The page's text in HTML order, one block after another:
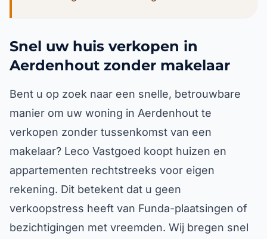
Snel uw huis verkopen in
Aerdenhout zonder makelaar
Bent u op zoek naar een snelle, betrouwbare
manier om uw woning in Aerdenhout te
verkopen zonder tussenkomst van een
makelaar? Leco Vastgoed koopt huizen en
appartementen rechtstreeks voor eigen
rekening. Dit betekent dat u geen
verkoopstress heeft van Funda-plaatsingen of
bezichtigingen met vreemden. Wij bregen snel